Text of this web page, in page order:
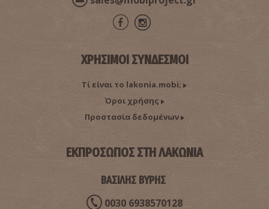
ΧΡΗΣΙΜΟΙ ΣΥΝΔΕΣΜΟΙ
Τί είναι το lakonia.mobi;
Όροι χρήσης
Προστασία δεδομένων
ΕΚΠΡΟΣΩΠΟΣ ΣΤΗ ΛΑΚΩΝΙΑ
ΒΑΣΙΛΗΣ ΒΥΡΗΣ
0030 6938570128